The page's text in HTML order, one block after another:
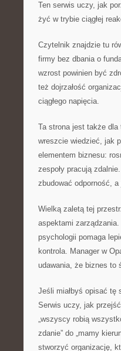
Ten serwis uczy, jak
żyć w trybie ciągłej
Czytelnik znajdzie tu
firmy bez dbania o
wzrost powinien być
też dojrzałość
ciągłego napięcia.
Ta strona jest także dla
wreszcie wiedzieć, jak
elementem biznesu:
zespoły pracują
zbudować odporność,
Wielką zaletą tej
aspektami
psychologii pomaga
kontrola. Manager w
udawania, że biznes to
Jeśli miałbyś opisać tę
Serwis uczy, jak
„wszyscy robią
zdanie” do „mamy
stworzyć organizację,